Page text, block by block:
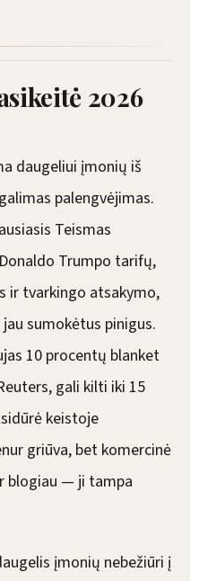
2026
daugeliui įmonių iš
palengvėjimas.
Teismas
Trumpo tarifų,
ir tvarkingo atsakymo,
sumokėtus pinigus.
10 procentų blanket
gali kilti iki 15
keistoje
griūva, bet komercinė
blogiau — ji tampa
įmonių nebežiūri į